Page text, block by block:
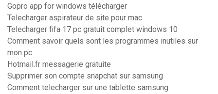
Gopro app for windows télécharger
Telecharger aspirateur de site pour mac
Telecharger fifa 17 pc gratuit complet windows 10
Comment savoir quels sont les programmes inutiles sur
mon pc
Hotmail.fr messagerie gratuite
Supprimer son compte snapchat sur samsung
Comment telecharger sur une tablette samsung